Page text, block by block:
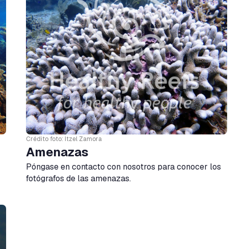
Crédito foto: Itzel Zamora
Amenazas
Póngase en contacto con nosotros para conocer los
fotógrafos de las amenazas.